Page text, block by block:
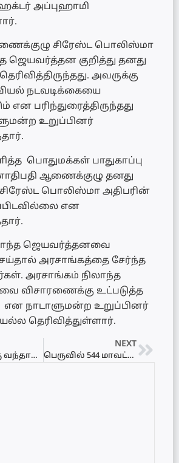
அப்புஹாமி
சிரேஸ்ட பொலிஸ்மா
ஜெயவர்த்தன குறித்து தனது
அவருக்கு
நடவடிக்கையை
என பரிந்துரைத்திருந்தது
உறுப்பினர்
பொதுமக்கள் பாதுகாப்பு
ஆணைக்குழு தனது
பொலிஸ்மா அதிபரின்
என
ஜெயவர்த்தனவை
அரசாங்கத்தை சேர்ந்த
அரசாங்கம் நிலாந்த
விசாரணைக்கு உட்படுத்த
என நாடாளுமன்ற உறுப்பினர்
தெரிவித்துள்ளார்.
நல்லூருக்கு வந்தார் நடிகை ஆண்ட்ரியா
NEXT
பெருவில் 544 மாவட்டங்களில் அவசரகால நிலை பிரகடனம்!